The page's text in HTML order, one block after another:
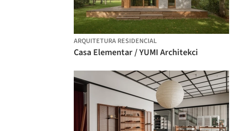
ARQUITETURA RESIDENCIAL
Casa Elementar / YUMI Architekci